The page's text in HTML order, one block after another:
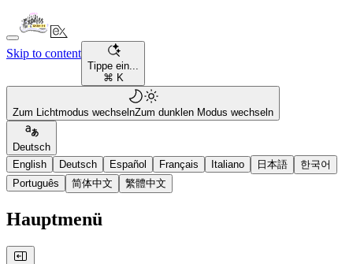
Skip to content
Tippe ein...
⌘ K
Zum Lichtmodus wechselnZum dunklen Modus wechseln
Deutsch
English
Deutsch Español Français Italiano 日本語
한국어
Português
简体中文 繁體中文
Hauptmenü